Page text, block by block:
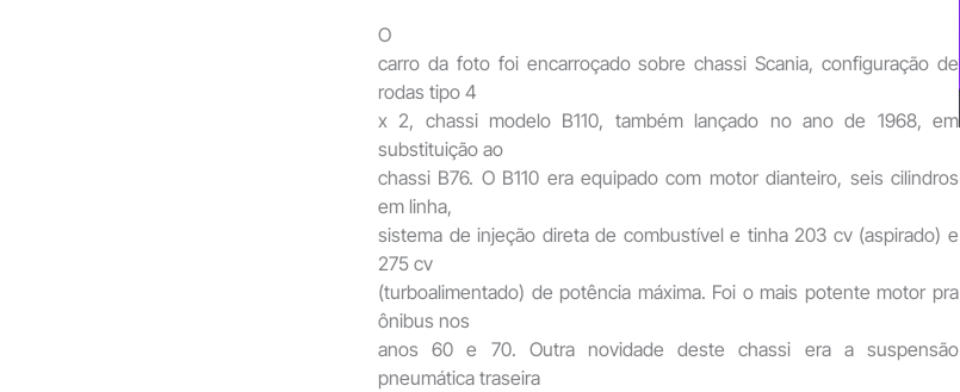
O
carro da foto foi encarroçado sobre chassi Scania, configuração de
rodas tipo 4
x 2, chassi modelo B110, também lançado no ano de 1968, em
substituição ao
chassi B76. O B110 era equipado com motor dianteiro, seis cilindros
em linha,
sistema de injeção direta de combustível e tinha 203 cv (aspirado) e
275 cv
(turboalimentado) de potência máxima. Foi o mais potente motor pra
ônibus nos
anos 60 e 70. Outra novidade deste chassi era a suspensão
pneumática traseira